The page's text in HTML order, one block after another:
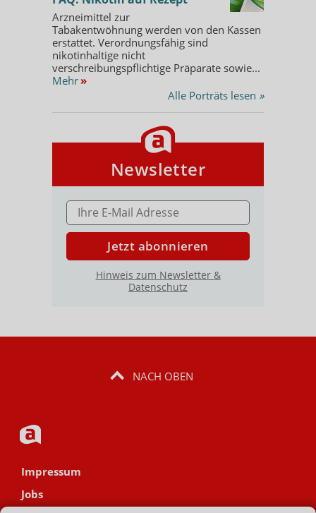
Arzneimittel zur
Tabakentwöhnung werden von den Kassen
erstattet. Verordnungsfähig sind
nikotinhaltige nicht
verschreibungspflichtige Präparate sowie...
Mehr »
Alle Porträts lesen »
Newsletter
E-MAIL ADRESSE
Jetzt abonnieren
Hinweis zum Newsletter &
Datenschutz
NACH OBEN
Impressum
Jobs